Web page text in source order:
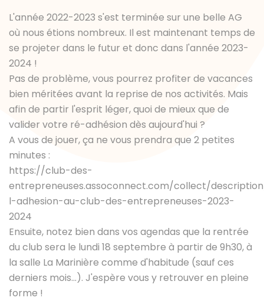
L'année 2022-2023 s'est terminée sur une belle AG
où nous étions nombreux. Il est maintenant temps de
se projeter dans le futur et donc dans l'année 2023-
2024 !
Pas de problème, vous pourrez profiter de vacances
bien méritées avant la reprise de nos activités. Mais
afin de partir l'esprit léger, quoi de mieux que de
valider votre ré-adhésion dès aujourd'hui ?
A vous de jouer, ça ne vous prendra que 2 petites
minutes :
https://club-des-
entrepreneuses.assoconnect.com/collect/
l-adhesion-au-club-des-entrepreneuses-2023-
2024
Ensuite, notez bien dans vos agendas que la rentrée
du club sera le lundi 18 septembre à partir de 9h30, à
la salle La Marinière comme d'habitude (sauf ces
derniers mois...). J'espère vous y retrouver en pleine
forme !